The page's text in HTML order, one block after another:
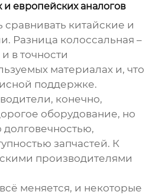
европейских аналогов
китайские и
Разница колоссальная –
в точности
материалах и, что
поддержке.
конечно,
оборудование, но
долговечностью,
запчастей. К
производителями
меняется, и некоторые